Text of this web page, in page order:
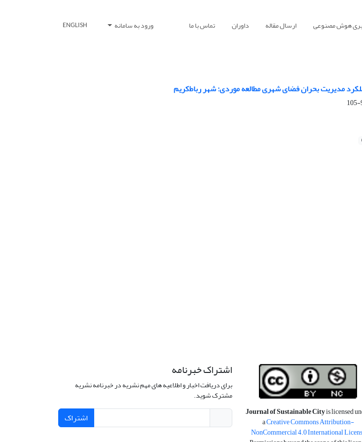
هوش مصنوعی ارسال مقاله داوران تماس با ما ورود به سامانه ENGLISH
مدیریت بحران فضای شهری مطالعه موردی: شهر رباط‌کریم
Journal of Sustainable Cityis licensed
aCreative Commons Attribution-
NonCommercial 4.0 International
اشتراک خبرنامه
برای دریافت اخبار و اطلاعیه های مهم نشریه در خبرنامه نشریه
مشترک شوید.
اشتراک